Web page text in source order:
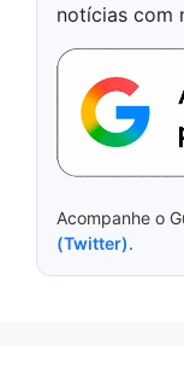
notícias com
Acompanhe o
(Twitter).